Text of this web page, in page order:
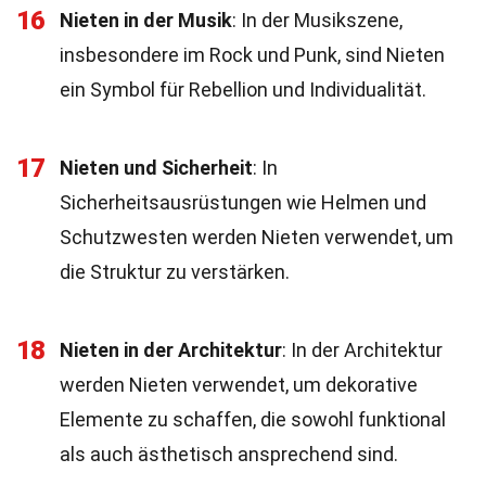
16 Nieten in der Musik: In der Musikszene,
insbesondere im Rock und Punk, sind Nieten
ein Symbol für Rebellion und Individualität.
17 Nieten und Sicherheit: In
Sicherheitsausrüstungen wie Helmen und
Schutzwesten werden Nieten verwendet, um
die Struktur zu verstärken.
18 Nieten in der Architektur: In der Architektur
werden Nieten verwendet, um dekorative
Elemente zu schaffen, die sowohl funktional
als auch ästhetisch ansprechend sind.